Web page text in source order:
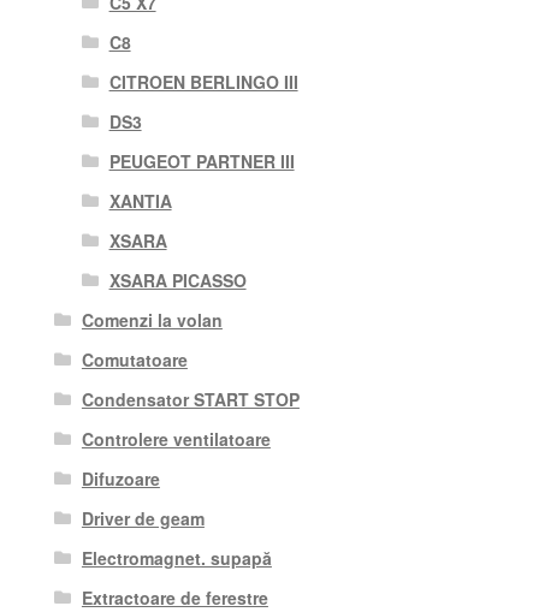
C8
CITROEN BERLINGO III
DS3
PEUGEOT PARTNER III
XANTIA
XSARA
XSARA PICASSO
Comenzi la volan
Comutatoare
Condensator START STOP
Controlere ventilatoare
Difuzoare
Driver de geam
Electromagnet. supapă
Extractoare de ferestre